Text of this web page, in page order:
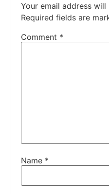
Your email address
Required fields are
Comment *
Name *